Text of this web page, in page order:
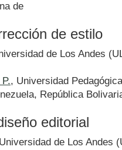
de
de estilo
de Los Andes
, Universidad
República
editorial
de Los Andes